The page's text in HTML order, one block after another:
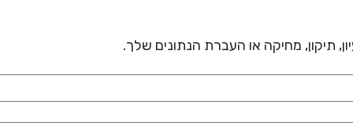
תיקון, מחיקה או העברת הנתונים שלך.